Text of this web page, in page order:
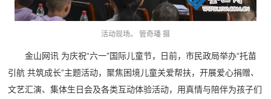
活动现场。 管奇璠 摄
金山网讯 为庆祝“六一”国际儿童节，日前，市民政局举办“托苗
引航 共筑成长”主题活动，聚焦困境儿童关爱帮扶，开展爱心捐赠、
文艺汇演、集体生日会及各类互动体验活动，用真情与陪伴为孩子们